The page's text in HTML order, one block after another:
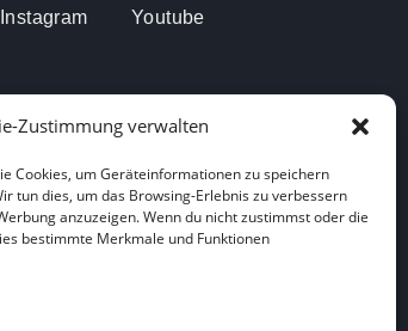
Zustimmung verwalten
Cookies, um Geräteinformationen zu speichern
tun dies, um das Browsing-Erlebnis zu verbessern
anzuzeigen. Wenn du nicht zustimmst oder die
bestimmte Merkmale und Funktionen
Instagram Youtube